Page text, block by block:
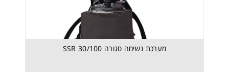
מערכת נשימה סגורה SSR 30/100